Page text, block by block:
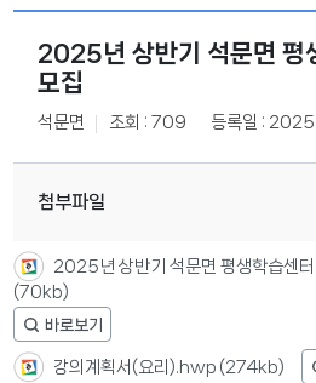
2025년 상반기 석문면 평
모집
석문면 조회 : 709 등록일 :
첨부파일
2025년 상반기 석문면 평생학습센
(70kb)
강의계획서(요리).hwp (274kb)